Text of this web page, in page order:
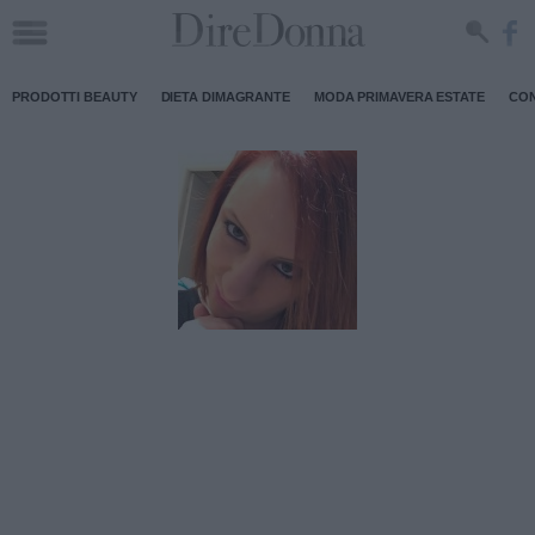
PRODOTTI BEAUTY DIETA DIMAGRANTE MODA PRIMAVERA ESTATE